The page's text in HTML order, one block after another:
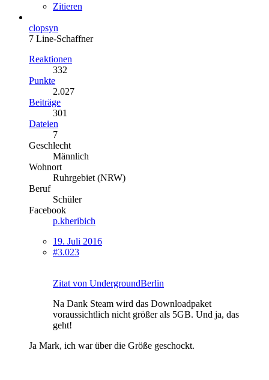
Zitieren
clopsyn
7 Line-Schaffner
Reaktionen
332
Punkte
2.027
Beiträge
301
Dateien
7
Geschlecht
Männlich
Wohnort
Ruhrgebiet (NRW)
Beruf
Schüler
Facebook
p.kheribich
19. Juli 2016
#3.023
Zitat von UndergroundBerlin
Na Dank Steam wird das Downloadpaket
voraussichtlich nicht größer als 5GB. Und ja, das
geht!
Ja Mark, ich war über die Größe geschockt.